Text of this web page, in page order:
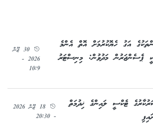
އަގު ހެޔޮކުރުމަށް އޮތް އެންމެ
ޕެސެންޖަރުން މަދުވުން: މިނިސްޓަރު
30 ޖޫން
2026 -
10:9
ޓެކްސީ ލައިންގެ ޚިދުމަތް
18 ޖޫން 2026
- 20:30